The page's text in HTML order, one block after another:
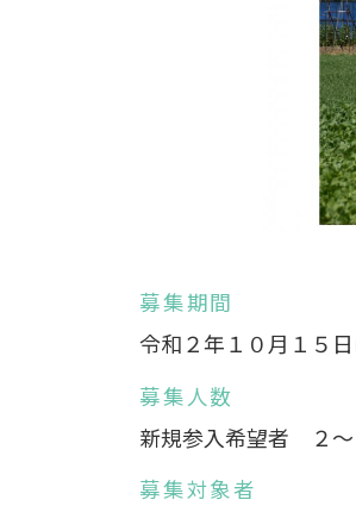
募集期間
令和２年１０月１５
募集人数
新規参入希望者 ２～
募集対象者